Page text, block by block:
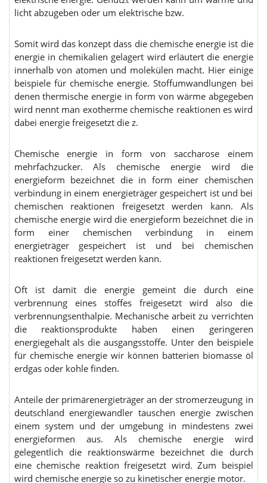
licht abzugeben oder um elektrische bzw.
Somit wird das konzept dass die chemische energie ist die
energie in chemikalien gelagert wird erläutert die energie
innerhalb von atomen und molekülen macht. Hier einige
beispiele für chemische energie. Stoffumwandlungen bei
denen thermische energie in form von wärme abgegeben
wird nennt man exotherme chemische reaktionen es wird
dabei energie freigesetzt die z.
Chemische energie in form von saccharose einem
mehrfachzucker. Als chemische energie wird die
energieform bezeichnet die in form einer chemischen
verbindung in einem energieträger gespeichert ist und bei
chemischen reaktionen freigesetzt werden kann. Als
chemische energie wird die energieform bezeichnet die in
form einer chemischen verbindung in einem
energieträger gespeichert ist und bei chemischen
reaktionen freigesetzt werden kann.
Oft ist damit die energie gemeint die durch eine
verbrennung eines stoffes freigesetzt wird also die
verbrennungsenthalpie. Mechanische arbeit zu verrichten
die reaktionsprodukte haben einen geringeren
energiegehalt als die ausgangsstoffe. Unter den beispiele
für chemische energie wir können batterien biomasse öl
erdgas oder kohle finden.
Anteile der primärenergieträger an der stromerzeugung in
deutschland energiewandler tauschen energie zwischen
einem system und der umgebung in mindestens zwei
energieformen aus. Als chemische energie wird
gelegentlich die reaktionswärme bezeichnet die durch
eine chemische reaktion freigesetzt wird. Zum beispiel
wird chemische energie so zu kinetischer energie motor.